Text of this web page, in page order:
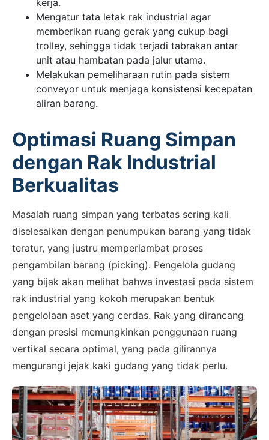
kerja.
Mengatur tata letak rak industrial agar
memberikan ruang gerak yang cukup bagi
trolley, sehingga tidak terjadi tabrakan antar
unit atau hambatan pada jalur utama.
Melakukan pemeliharaan rutin pada sistem
conveyor untuk menjaga konsistensi kecepatan
aliran barang.
Optimasi Ruang Simpan
dengan Rak Industrial
Berkualitas
Masalah ruang simpan yang terbatas sering kali
diselesaikan dengan penumpukan barang yang tidak
teratur, yang justru memperlambat proses
pengambilan barang (picking). Pengelola gudang
yang bijak akan melihat bahwa investasi pada sistem
rak industrial yang kokoh merupakan bentuk
pengelolaan aset yang cerdas. Rak yang dirancang
dengan presisi memungkinkan penggunaan ruang
vertikal secara optimal, yang pada gilirannya
mengurangi jejak kaki gudang yang tidak perlu.